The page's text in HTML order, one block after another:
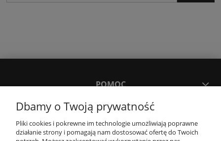
POMOC
MOJE KONTO
Dbamy o Twoją prywatność
Pliki cookies i pokrewne im technologie umożliwiają poprawne
działanie strony i pomagają nam dostosować ofertę do Twoich